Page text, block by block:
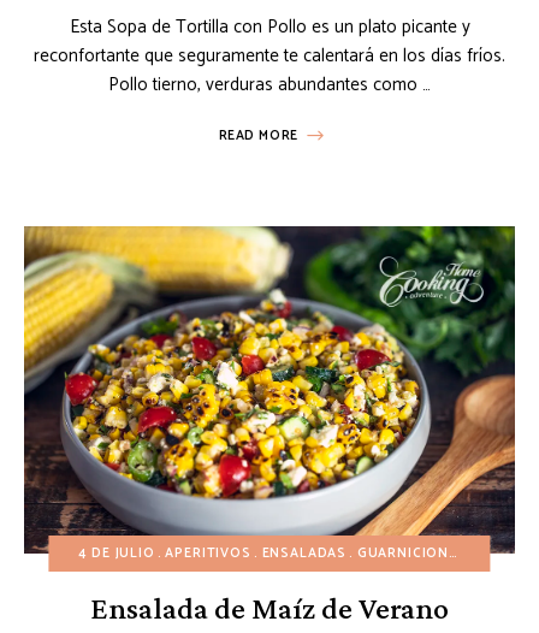
Esta Sopa de Tortilla con Pollo es un plato picante y
reconfortante que seguramente te calentará en los días fríos.
Pollo tierno, verduras abundantes como …
READ MORE
4 DE JULIO APERITIVOS ENSALADAS GUARNICIONES
Ensalada de Maíz de Verano